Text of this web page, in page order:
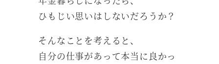
ひもじい思いはしないだろうか？
そんなことを考えると、
自分の仕事があって本当に良かっ